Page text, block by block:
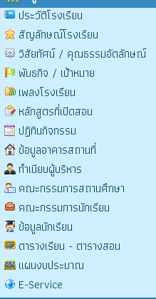
ประวัติโรงเรียน
สัญลักษณ์โรงเรียน
วิสัยทัศน์ / คุณธรรมอัตลักษณ์
พันธกิจ / เป้าหมาย
เพลงโรงเรียน
หลักสูตรที่เปิดสอน
ปฏิทินกิจกรรม
ข้อมูลอาคารสถานที่
ทำเนียบผู้บริหาร
คณะกรรมการสถานศึกษา
คณะกรรมการนักเรียน
ข้อมูลนักเรียน
ตารางเรียน - ตารางสอน
แผนงบประมาณ
E-Service